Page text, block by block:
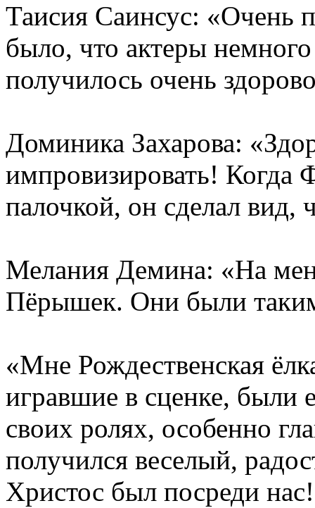
Таисия Саинсус: «Очень
было, что актеры
получилось очень
Доминика Захарова:
импровизировать! Когда
палочкой, он сделал вид,
Мелания Демина: «На
Пёрышек. Они были
«Мне Рождественская
игравшие в сценке, были
своих ролях, особенно
получился веселый,
Христос был посреди